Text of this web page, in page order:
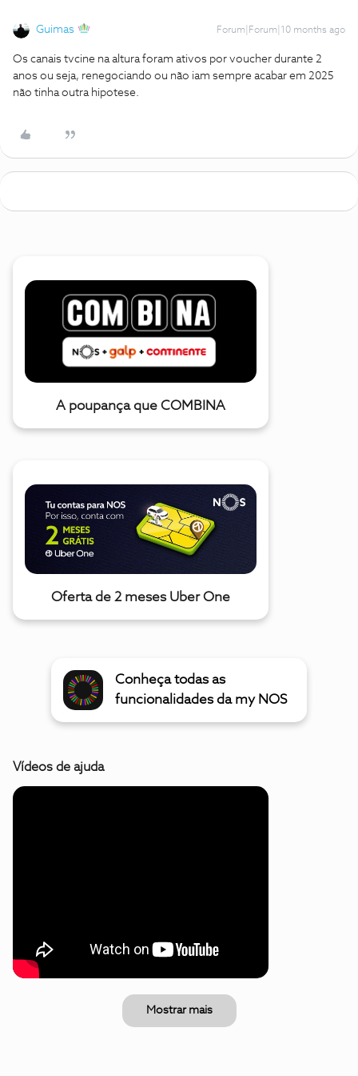
Guimas Forum|Forum|10 months ago
Os canais tvcine na altura foram ativos por voucher durante 2
anos ou seja, renegociando ou não iam sempre acabar em 2025
não tinha outra hipotese.
A poupança que COMBINA
Oferta de 2 meses Uber One
Conheça todas as
funcionalidades da my NOS
Vídeos de ajuda
Mostrar mais